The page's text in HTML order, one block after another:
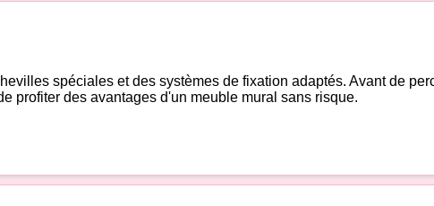
spéciales et des systèmes de fixation adaptés. Avant de
profiter des avantages d'un meuble mural sans risque.